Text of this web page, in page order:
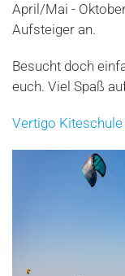
April/Mai -
Aufsteiger an.
Besucht doch
euch. Viel Spaß
Vertigo